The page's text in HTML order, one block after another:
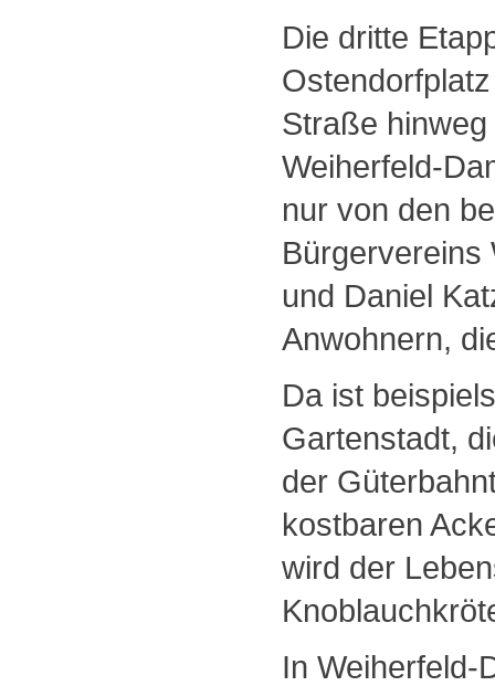
Die dritte
Straße
Weiherfeld-
nur von den
Bürgervereins
und Daniel
Anwohnern,
Da ist
Gartenstadt,
der
kostbaren
wird der
In Weiherfeld-